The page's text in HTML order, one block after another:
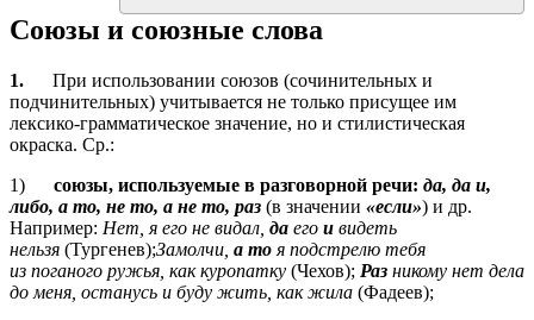
Союзы и союзные слова
1. При использовании союзов (сочинительных и
подчинительных) учитывается не только присущее им
лексико-грамматическое значение, но и стилистическая
окраска. Ср.:
1) союзы, используемые в разговорной речи: да, да и,
либо, а то, не то, а не то, раз (в значении «если») и др.
Например: Нет, я его не видал, да его и видеть
нельзя (Тургенев);Замолчи, а то я подстрелю тебя
из поганого ружья, как куропатку (Чехов); Раз никому нет дела
до меня, останусь и буду жить, как жила (Фадеев);